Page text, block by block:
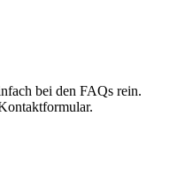
bei den FAQs rein.